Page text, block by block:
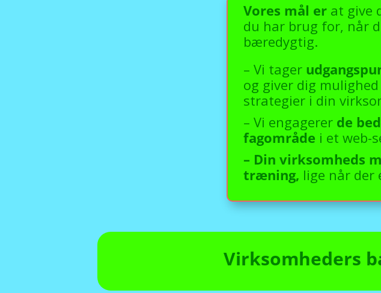
Vores mål er at give
du har brug for, når
bæredygtig.
– Vi tager
og giver dig
strategier i din
– Vi engagerer de
fagområde i et web-
– Din virksomheds
træning, lige når
Virksomheders